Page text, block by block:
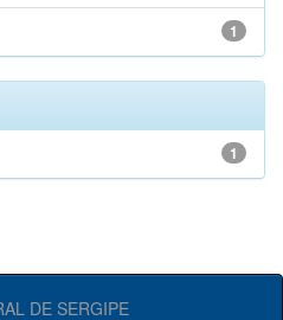
1
1
DE SERGIPE